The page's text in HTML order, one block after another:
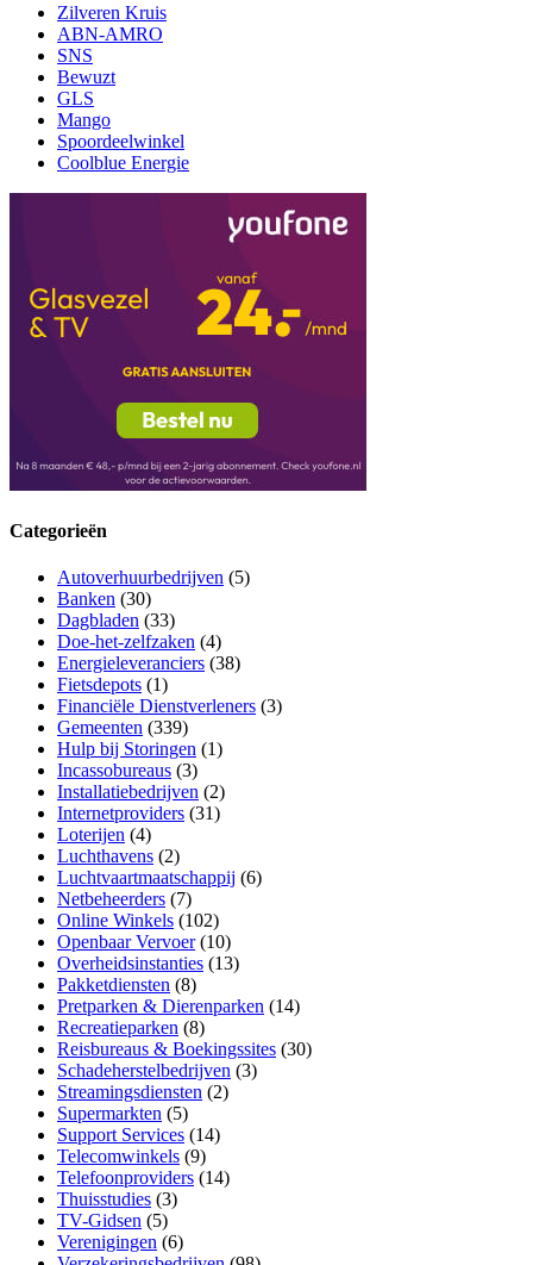
Zilveren Kruis
ABN-AMRO
SNS
Bewuzt
GLS
Mango
Spoordeelwinkel
Coolblue Energie
Categorieën
Autoverhuurbedrijven (5)
Banken (30)
Dagbladen (33)
Doe-het-zelfzaken (4)
Energieleveranciers (38)
Fietsdepots (1)
Financiële Dienstverleners (3)
Gemeenten (339)
Hulp bij Storingen (1)
Incassobureaus (3)
Installatiebedrijven (2)
Internetproviders (31)
Loterijen (4)
Luchthavens (2)
Luchtvaartmaatschappij (6)
Netbeheerders (7)
Online Winkels (102)
Openbaar Vervoer(10)
Overheidsinstanties (13)
Pakketdiensten (8)
Pretparken & Dierenparken (14)
Recreatieparken (8)
Reisbureaus & Boekingssites (30)
Schadeherstelbedrijven (3)
Streamingsdiensten (2)
Supermarkten (5)
Support Services (14)
Telecomwinkels (9)
Telefoonproviders (14)
Thuisstudies (3)
TV-Gidsen (5)
Verenigingen (6)